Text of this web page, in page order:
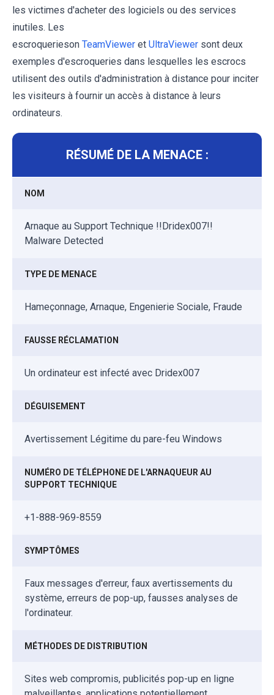
les victimes d'acheter des logiciels ou des services
inutiles. Les
escroquerieson TeamViewer et UltraViewer sont deux
exemples d'escroqueries dans lesquelles les escrocs
utilisent des outils d'administration à distance pour inciter
les visiteurs à fournir un accès à distance à leurs
ordinateurs.
RÉSUMÉ DE LA MENACE :
NOM
Arnaque au Support Technique !!Dridex007!!
Malware Detected
TYPE DE MENACE
Hameçonnage, Arnaque, Engenierie Sociale, Fraude
FAUSSE RÉCLAMATION
Un ordinateur est infecté avec Dridex007
DÉGUISEMENT
Avertissement Légitime du pare-feu Windows
NUMÉRO DE TÉLÉPHONE DE L'ARNAQUEUR AU
SUPPORT TECHNIQUE
+1-888-969-8559
SYMPTÔMES
Faux messages d'erreur, faux avertissements du
système, erreurs de pop-up, fausses analyses de
l'ordinateur.
MÉTHODES DE DISTRIBUTION
Sites web compromis, publicités pop-up en ligne